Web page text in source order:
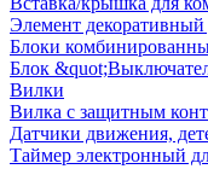
Элемент декоративный
Блоки
Блок
Вилки
Вилка с защитным
Датчики движения,
Таймер электронный